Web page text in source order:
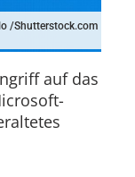
/Shutterstock.com
auf das